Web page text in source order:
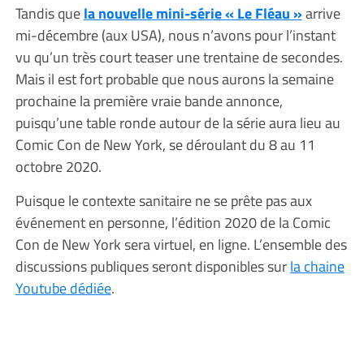
Tandis quela nouvelle mini-série « Le Fléau »arrive
mi-décembre (aux USA), nous n’avons pour l’instant
vu qu’un très court teaser une trentaine de secondes.
Mais il est fort probable que nous aurons la semaine
prochaine la première vraie bande annonce,
puisqu’une table ronde autour de la série aura lieu au
Comic Con de New York, se déroulant du 8 au 11
octobre 2020.
Puisque le contexte sanitaire ne se prête pas aux
événement en personne, l’édition 2020 de la Comic
Con de New York sera virtuel, en ligne. L’ensemble des
discussions publiques seront disponibles surla chaine
Youtube dédiée.